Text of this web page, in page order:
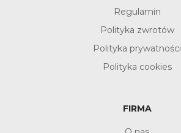
Regulamin
Polityka zwrotów
Polityka prywatności
Polityka cookies
FIRMA